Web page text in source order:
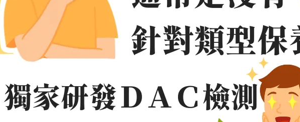
飽才舒服的狀況，建議先了解自己屬於哪一型的「胃食道逆流」。
我檢測】 https://www.yung-chiao.com.tw/pages/ｄａｃ檢測系統
，幫助
，恢復腸胃的自然平衡！
團隊研發，適合日常搭配飲食使用，幫助養成更穩定的生活習慣。
每個呼吸，都換成更輕鬆的節奏。